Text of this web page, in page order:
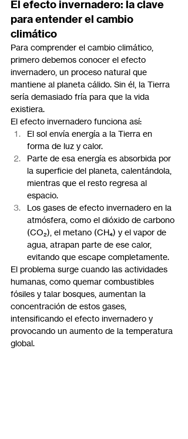
El efecto invernadero: la clave
para entender el cambio
climático
Para comprender el cambio climático,
primero debemos conocer el efecto
invernadero, un proceso natural que
mantiene al planeta cálido. Sin él, la Tierra
sería demasiado fría para que la vida
existiera.
El efecto invernadero funciona así:
El sol envía energía a la Tierra en
forma de luz y calor.
Parte de esa energía es absorbida por
la superficie del planeta, calentándola,
mientras que el resto regresa al
espacio.
Los gases de efecto invernadero en la
atmósfera, como el dióxido de carbono
(CO₂), el metano (CH₄) y el vapor de
agua, atrapan parte de ese calor,
evitando que escape completamente.
El problema surge cuando las actividades
humanas, como quemar combustibles
fósiles y talar bosques, aumentan la
concentración de estos gases,
intensificando el efecto invernadero y
provocando un aumento de la temperatura
global.